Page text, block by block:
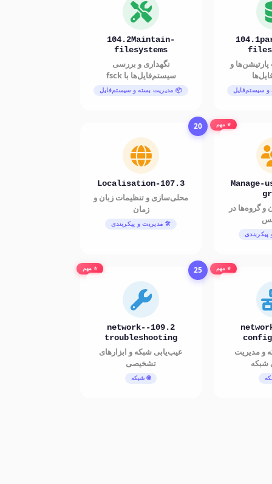
پارتیشن‌ها و
و سیستم‌فایل
104.2Maintain-
filesystems
نگهداری و بررسی
سیستم‌فایل‌ها با fsck
📦 مدیریت بسته و سیستم‌فایل
⭐ مهم
107.1-
و گروه‌ها در
20
107.3-Localisation
محلی‌سازی و تنظیمات زبان و
زمان
🛠️ مدیریت و پیکربندی
⭐ مهم
109.2-
و مدیریت
شبکه
⭐ مهم 25
109.2-network-
troubleshooting
عیب‌یابی شبکه و ابزارهای
تشخیصی
🌐 شبکه